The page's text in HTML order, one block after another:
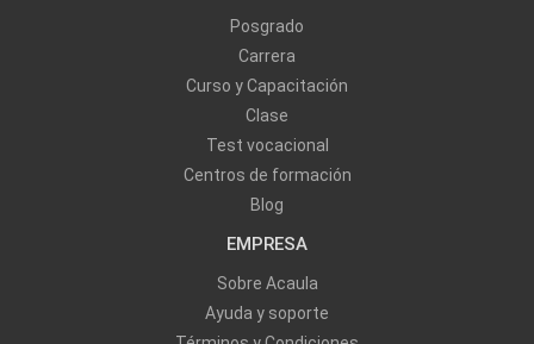
Posgrado
Carrera
Curso y Capacitación
Clase
Test vocacional
Centros de formación
Blog
EMPRESA
Sobre Acaula
Ayuda y soporte